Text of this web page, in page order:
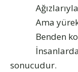
Ama
Benden
sonucudur.